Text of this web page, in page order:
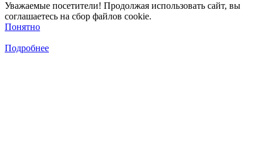
Уважаемые посетители! Продолжая использовать сайт, вы
соглашаетесь на сбор файлов cookie.
Понятно
Подробнее